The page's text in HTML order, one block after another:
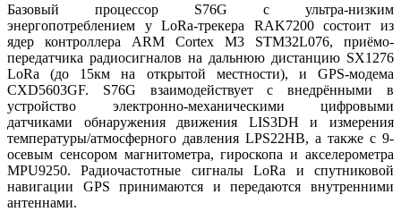
Базовый процессор S76G с ультра-низким
энергопотреблением у LoRa-трекера RAK7200 состоит из
ядер контроллера ARM Cortex M3 STM32L076, приёмо-
передатчика радиосигналов на дальнюю дистанцию SX1276
LoRa (до 15км на открытой местности), и GPS-модема
CXD5603GF. S76G взаимодействует с внедрёнными в
устройство электронно-механическими цифровыми
датчиками обнаружения движения LIS3DH и измерения
температуры/атмосферного давления LPS22HB, а также с 9-
осевым сенсором магнитометра, гироскопа и акселерометра
MPU9250. Радиочастотные сигналы LoRa и спутниковой
навигации GPS принимаются и передаются внутренними
антеннами.